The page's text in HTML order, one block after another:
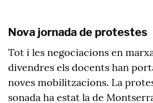
Nova jornada de protestes
Tot i les negociacions en
divendres els docents han
noves mobilitzacions. La
sonada ha estat la de